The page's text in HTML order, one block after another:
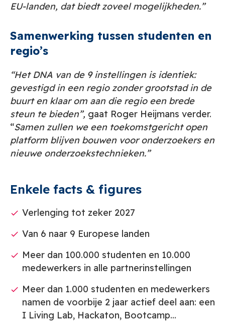
EU-landen, dat biedt zoveel mogelijkheden.”
Samenwerking tussen studenten en
regio’s
“Het DNA van de 9 instellingen is identiek:
gevestigd in een regio zonder grootstad in de
buurt en klaar om aan die regio een brede
steun te bieden”, gaat Roger Heijmans verder.
“Samen zullen we een toekomstgericht open
platform blijven bouwen voor onderzoekers en
nieuwe onderzoekstechnieken.”
Enkele facts & figures
Verlenging tot zeker 2027
Van 6 naar 9 Europese landen
Meer dan 100.000 studenten en 10.000
medewerkers in alle partnerinstellingen
Meer dan 1.000 studenten en medewerkers
namen de voorbije 2 jaar actief deel aan: een
I Living Lab, Hackaton, Bootcamp...